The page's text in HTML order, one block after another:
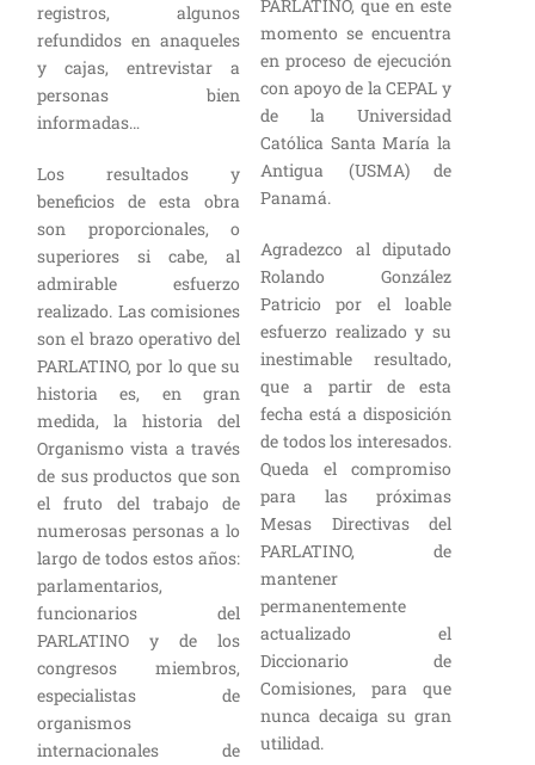
registros, algunos
refundidos en anaqueles
y cajas, entrevistar a
personas bien
informadas…
Los resultados y
beneficios de esta obra
son proporcionales, o
superiores si cabe, al
admirable esfuerzo
realizado. Las comisiones
son el brazo operativo del
PARLATINO, por lo que su
historia es, en gran
medida, la historia del
Organismo vista a través
de sus productos que son
el fruto del trabajo de
numerosas personas a lo
largo de todos estos años:
parlamentarios,
funcionarios del
PARLATINO y de los
congresos miembros,
especialistas de
organismos
internacionales de
PARLATINO, que en este
momento se encuentra
en proceso de ejecución
con apoyo de la CEPAL y
de la Universidad
Católica Santa María la
Antigua (USMA) de
Panamá.
Agradezco al diputado
Rolando González
Patricio por el loable
esfuerzo realizado y su
inestimable resultado,
que a partir de esta
fecha está a disposición
de todos los interesados.
Queda el compromiso
para las próximas
Mesas Directivas del
PARLATINO, de
mantener
permanentemente
actualizado el
Diccionario de
Comisiones, para que
nunca decaiga su gran
utilidad.